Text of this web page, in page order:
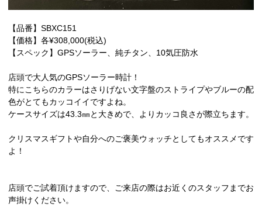
【品番】SBXC151
【価格】各¥308,000(税込)
【スペック】GPSソーラー、純チタン、10気圧防水
店頭で大人気のGPSソーラー時計！
特にこちらのカラーはさりげない文字盤のストライプやブルーの配
色がとてもカッコイイですよね。
ケースサイズは43.3㎜と大きめで、よりカッコ良さが際立ちます。
クリスマスギフトや自分へのご褒美ウォッチとしてもオススメです
よ！
店頭でご試着頂けますので、ご来店の際はお近くのスタッフまでお
声掛けください。